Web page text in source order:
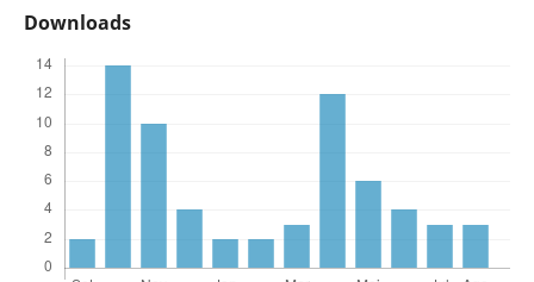
Downloads